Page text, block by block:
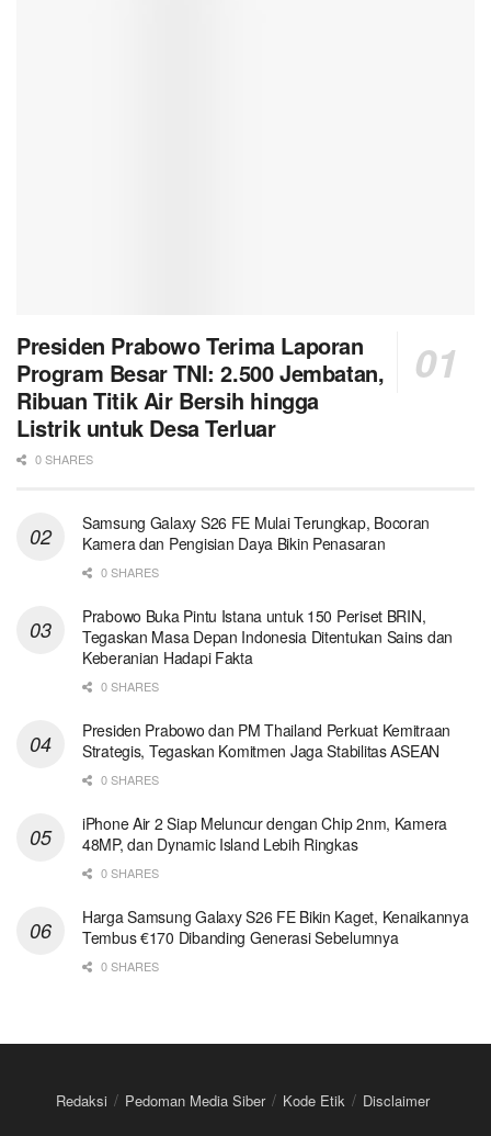
Presiden Prabowo Terima Laporan
Program Besar TNI: 2.500 Jembatan,
Ribuan Titik Air Bersih hingga
Listrik untuk Desa Terluar
0 SHARES
Samsung Galaxy S26 FE Mulai Terungkap, Bocoran
Kamera dan Pengisian Daya Bikin Penasaran
0 SHARES
Prabowo Buka Pintu Istana untuk 150 Periset BRIN,
Tegaskan Masa Depan Indonesia Ditentukan Sains dan
Keberanian Hadapi Fakta
0 SHARES
Presiden Prabowo dan PM Thailand Perkuat Kemitraan
Strategis, Tegaskan Komitmen Jaga Stabilitas ASEAN
0 SHARES
iPhone Air 2 Siap Meluncur dengan Chip 2nm, Kamera
48MP, dan Dynamic Island Lebih Ringkas
0 SHARES
Harga Samsung Galaxy S26 FE Bikin Kaget, Kenaikannya
Tembus €170 Dibanding Generasi Sebelumnya
0 SHARES
Redaksi Pedoman Media Siber Kode Etik Disclaimer